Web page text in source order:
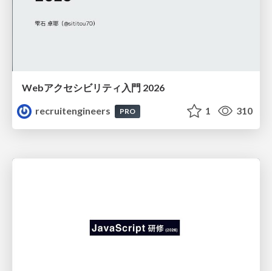
Webアクセシビリティ入門 2026
recruitengineers
PRO 1 310